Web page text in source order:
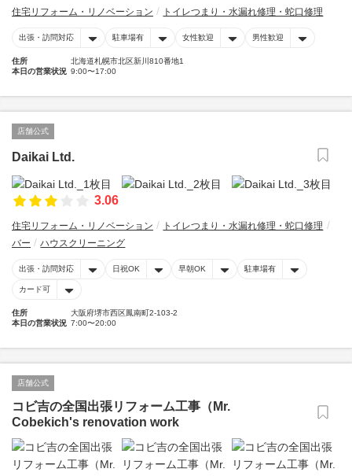
住宅リフォーム・リノベーション トイレつまり・水漏れ修理・蛇口修理
出張・訪問対応 駐車場有 女性歓迎 男性歓迎
住所
北海道札幌市北区新川810番地1
本日の営業状況 9:00〜17:00
店舗公式
Daikai Ltd.
3.06
住宅リフォーム・リノベーション
トイレつまり・水漏れ修理・蛇口修理
バー
ハウスクリーニング
出張・訪問対応 日祝OK 早朝OK 駐車場有
カード可
住所
大阪府堺市西区鳳南町2-103-2
本日の営業状況 7:00〜20:00
店舗公式
コビ吉の全国出張リフォーム工事（Mr.
Cobekich's renovation work